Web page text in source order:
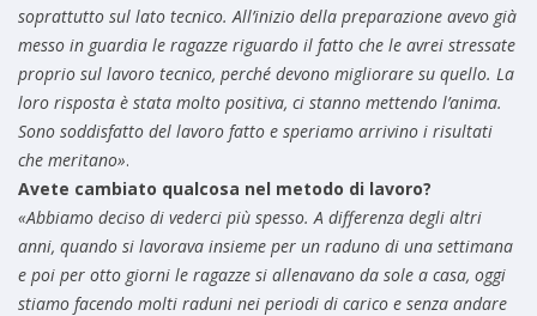
soprattutto sul lato tecnico. All’inizio della preparazione avevo già
messo in guardia le ragazze riguardo il fatto che le avrei stressate
proprio sul lavoro tecnico, perché devono migliorare su quello. La
loro risposta è stata molto positiva, ci stanno mettendo l’anima.
Sono soddisfatto del lavoro fatto e speriamo arrivino i risultati
che meritano».
Avete cambiato qualcosa nel metodo di lavoro?
«Abbiamo deciso di vederci più spesso. A differenza degli altri
anni, quando si lavorava insieme per un raduno di una settimana
e poi per otto giorni le ragazze si allenavano da sole a casa, oggi
stiamo facendo molti raduni nei periodi di carico e senza andare